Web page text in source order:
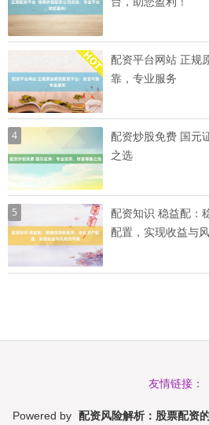
配资平台网站 正规
靠，专业服务
4
配资炒股免费 国元
之选
5
配资知识 稳益配：
配置，实现收益与风
友情链接：
Powered by 配资风险解析：股票配资